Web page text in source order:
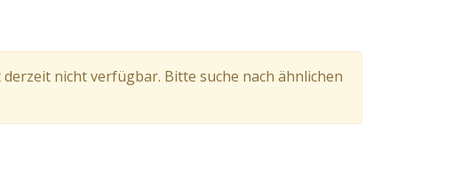
nicht verfügbar. Bitte suche nach ähnlichen